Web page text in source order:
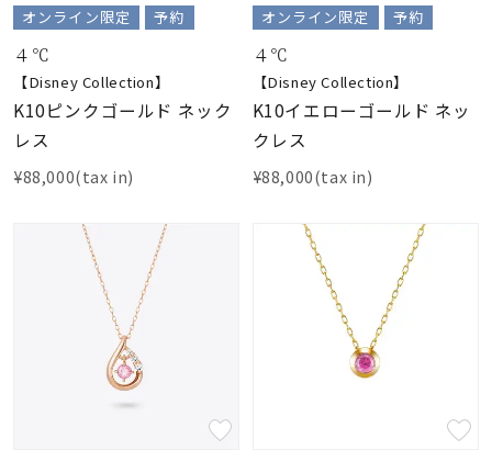
カラー
誕生石
ファッションテイス
オンライン限定 予約
４℃
【Disney Collection】
K10ピンクゴールド ネック
レス
¥88,000(tax in)
オンライン限定 予約
４℃
【Disney Collection】
K10イエローゴールド ネッ
クレス
¥88,000(tax in)